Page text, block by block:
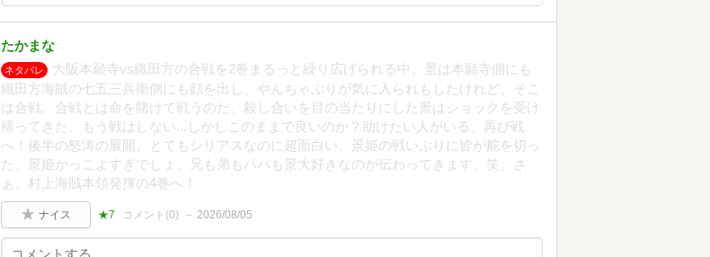
たかまな
ネタバレ
大阪本願寺vs織田方の合戦を2巻まるっと繰り広げられる中、景は本願寺側にも
織田方海賊の七五三兵衛側にも顔を出し、やんちゃぶりが気に入られもしたけれど、そこ
は合戦。合戦とは命を賭けて戦うのだ。殺し合いを目の当たりにした景はショックを受け
帰ってきた。もう戦はしない...しかしこのままで良いのか？助けたい人がいる。再び戦
へ！後半の怒涛の展開、とてもシリアスなのに超面白い、景姫の戦いぶりに皆が舵を切っ
た。景姫かっこよすぎでしょ。兄も弟もパパも景大好きなのが伝わってきます。笑。さ
ぁ、村上海賊本領発揮の4巻へ！
ナイス ★7 コメント(0) 2026/08/05